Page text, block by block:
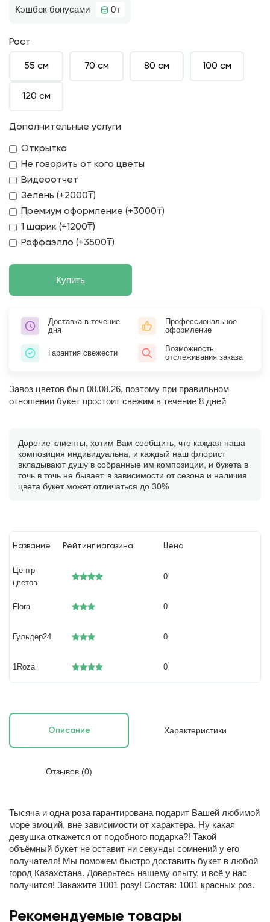
Кэшбек бонусами 0₸
Рост
55 см 70 см 80 см 100 см
120 см
Дополнительные услуги
Открытка
Не говорить от кого цветы
Видеоотчет
Зелень (+2000₸)
Премиум оформление (+3000₸)
1 шарик (+1200₸)
Раффаэлло (+3500₸)
Купить
Доставка в течение
дня
Профессиональное
оформление
Гарантия свежести
Возможность
отслеживания заказа
Завоз цветов был 08.08.26, поэтому при правильном
отношении букет простоит свежим в течение 8 дней
Дорогие клиенты, хотим Вам сообщить, что каждая наша
композиция индивидуальна, и каждый наш флорист
вкладывают душу в собранные им композиции, и букета в
точь в точь не бывает. в зависимости от сезона и наличия
цвета букет может отличаться до 30%
Название Рейтинг магазина Цена
Центр
цветов
0
Flora 0
Гульдер24 0
1Roza 0
Описание Характеристики
Отзывов (0)
Тысяча и одна роза гарантирована подарит Вашей любимой
море эмоций, вне зависимости от характера. Ну какая
девушка откажется от подобного подарка?! Такой
объёмный букет не оставит ни секунды сомнений у его
получателя! Мы поможем быстро доставить букет в любой
город Казахстана. Доверьтесь нашему опыту, и всё у нас
получится! Закажите 1001 розу! Состав: 1001 красных роз.
Рекомендуемые товары